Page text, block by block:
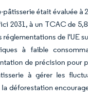
était évaluée
2031, à un TCAC de
de l'UE
à faible
de précision pour
à gérer les
déforestation